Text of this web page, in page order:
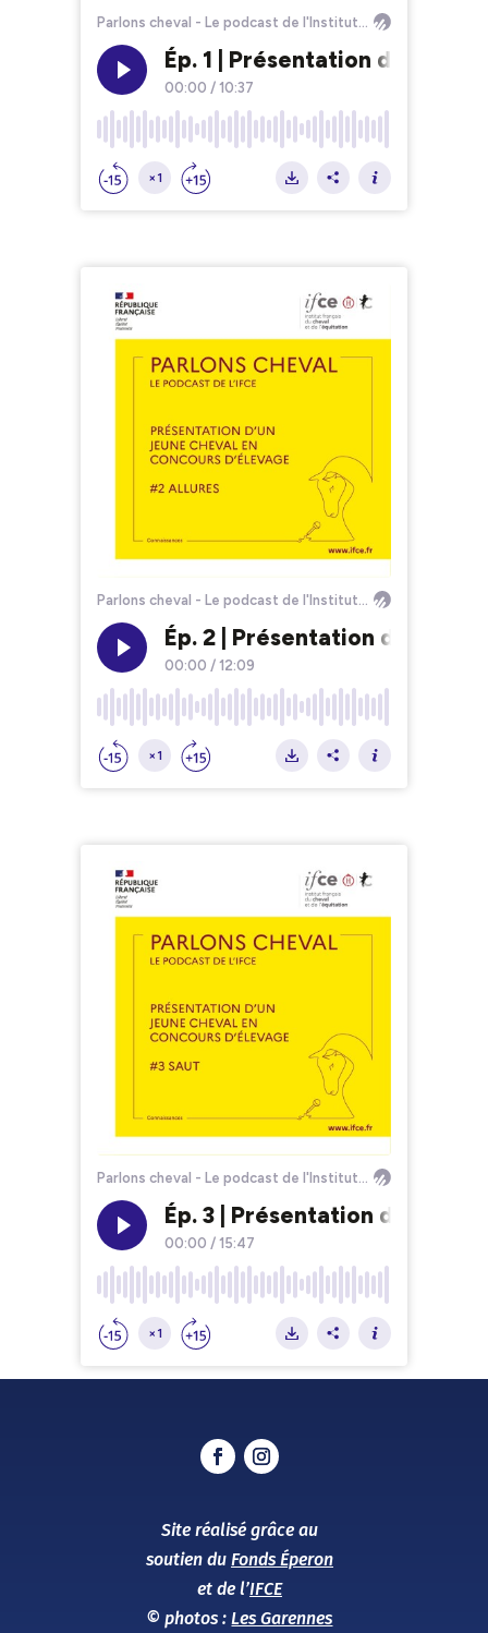
Site réalisé grâce au
soutien du Fonds Éperon
et de l’IFCE
© photos :Les Garennes